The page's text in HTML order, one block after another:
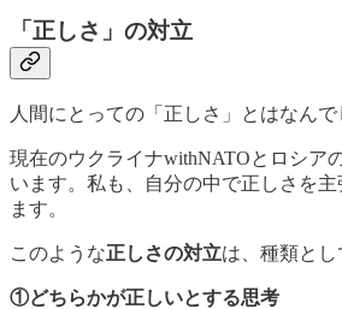
「正しさ」の対立
人間にとっての「正しさ」とはなん
現在のウクライナwithNATOとロシア
います。私も、自分の中で正しさを
ます。
このような正しさの対立は、種類とし
①どちらかが正しいとする思考